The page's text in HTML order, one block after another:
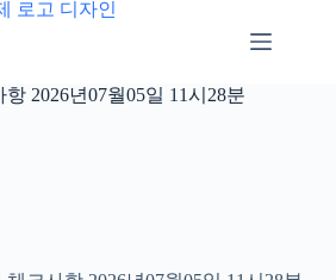
2026년07월05일 11시28분